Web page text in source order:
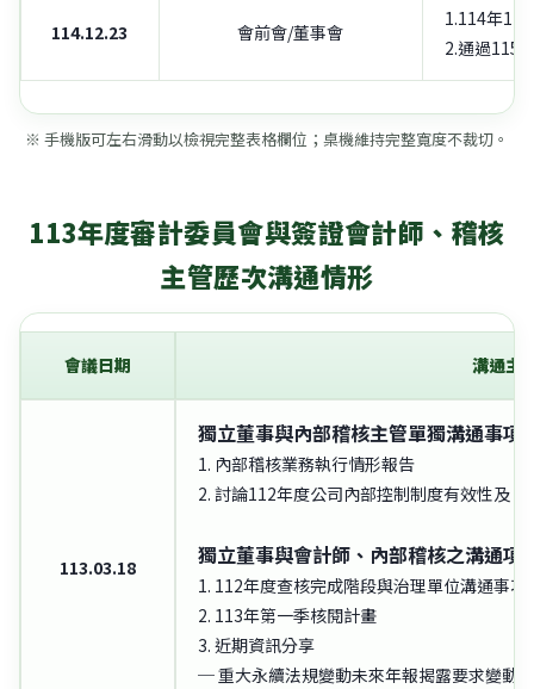
114.12.23 會前會/董事會
1.114年11
2.通過115
※ 手機版可左右滑動以檢視完整表格欄位；桌機維持完整寬度不裁切。
113年度審計委員會與簽證會計師、稽核
主管歷次溝通情形
會議日期 溝通主
113.03.18
獨立董事與內部稽核主管單獨溝通事項
1. 內部稽核業務執行情形報告
2. 討論112年度公司內部控制制度有效性及
獨立董事與會計師、內部稽核之溝通項
1. 112年度查核完成階段與治理單位溝通事項
2. 113年第一季核閱計畫
3. 近期資訊分享
─ 重大永續法規變動未來年報揭露要求變動